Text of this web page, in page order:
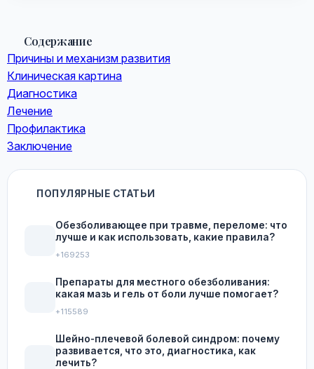
Содержание
Причины и механизм развития
Клиническая картина
Диагностика
Лечение
Профилактика
Заключение
ПОПУЛЯРНЫЕ СТАТЬИ
Обезболивающее при травме, переломе: что
лучше и как использовать, какие правила?
+169253
Препараты для местного обезболивания:
какая мазь и гель от боли лучше помогает?
+115589
Шейно-плечевой болевой синдром: почему
развивается, что это, диагностика, как
лечить?